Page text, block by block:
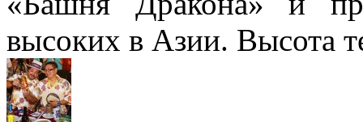
высоких в Азии. Высота